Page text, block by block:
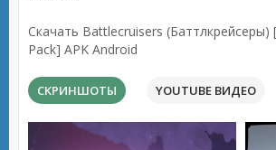
Скачать Battlecruisers
Pack] APK Android
СКРИНШОТЫ YOUTUBE ВИДЕО